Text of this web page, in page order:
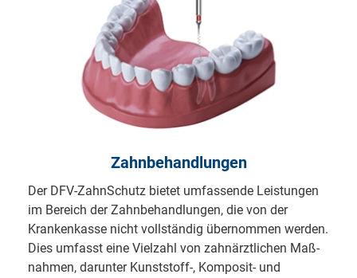
Zahnbehandlungen
Der DFV-ZahnSchutz bietet umfassende Leis­tun­gen
im Bereich der Zahnbe­hand­lungen, die von der
Kranken­kasse nicht vollständig übernom­men werden.
Dies um­fasst eine Viel­zahl von zahn­ärzt­li­chen Maß­
nah­men, dar­un­ter Kunst­stoff-, Kom­po­sit- und